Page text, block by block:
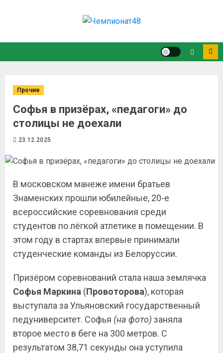
Прочие
Софья в призёрах, «педагоги» до
столицы не доехали
23.12.2025
В московском манеже имени братьев
Знаменских прошли юбилейные, 20-е
всероссийские соревнования среди
студентов по лёгкой атлетике в помещении. В
этом году в стартах впервые принимали
студенческие команды из Белоруссии.
Призёром соревнований стала наша землячка
Софья Маркина (Провоторова), которая
выступала за Ульяновский государственный
педуниверситет. Софья (на фото) заняла
второе место в беге на 300 метров. С
результатом 38,71 секунды она уступила